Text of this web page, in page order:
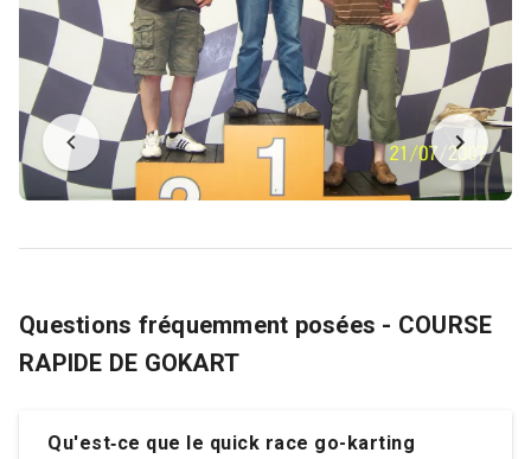
Questions fréquemment posées - COURSE
RAPIDE DE GOKART
Qu'est‑ce que le quick race go-karting